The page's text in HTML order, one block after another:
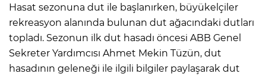
Hasat sezonuna dut ile başlanırken, büyükelçiler
rekreasyon alanında bulunan dut ağacındaki dutları
topladı. Sezonun ilk dut hasadı öncesi ABB Genel
Sekreter Yardımcısı Ahmet Mekin Tüzün, dut
hasadının geleneği ile ilgili bilgiler paylaşarak dut